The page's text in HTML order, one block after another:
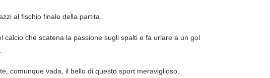
al fischio finale della partita.
calcio che scatena la passione sugli spalti e fa urlare a un gol
comunque vada, il bello di questo sport meraviglioso.